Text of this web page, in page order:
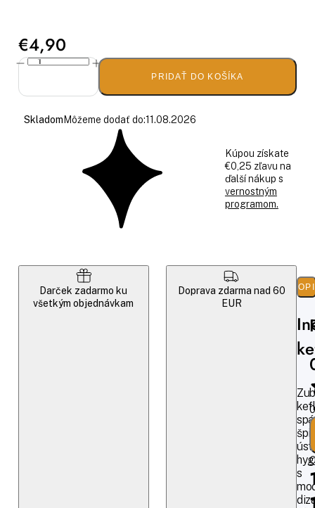
€4,90
PRIDAŤ DO KOŠÍKA
Skladom Môžeme dodať do:11.08.2026
Kúpou získate
€0,25 zľavu na
ďalší nákup s
vernostným
programom.
Darček zadarmo ku
všetkým objednávkam
Doprava zdarma nad 60
EUR
s